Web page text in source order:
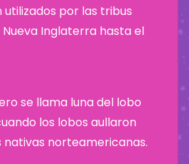
por las tribus
Inglaterra hasta el
se llama luna del lobo
los lobos aullaron
nativas norteamericanas.